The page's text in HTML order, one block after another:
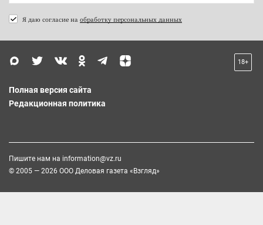
Я даю согласие на обработку персональных данных
18+
Полная версия сайта
Редакционная политика
Пишите нам на information@vz.ru
© 2005 — 2026 ООО Деловая газета «Взгляд»